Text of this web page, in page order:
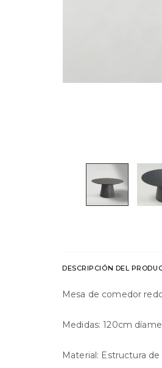
DESCRIPCIÓN DEL
Mesa de comedor
Medidas: 120cm
Material: Estructura